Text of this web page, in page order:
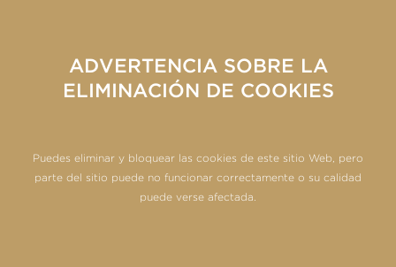
ADVERTENCIA SOBRE LA
ELIMINACIÓN DE COOKIES
Puedes eliminar y bloquear las cookies de este sitio Web, pero
parte del sitio puede no funcionar correctamente o su calidad
puede verse afectada.